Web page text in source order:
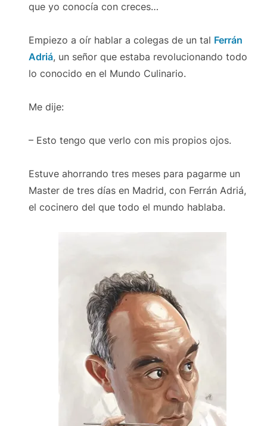
que yo conocía con creces…
Empiezo a oír hablar a colegas de un tal Ferrán
Adriá, un señor que estaba revolucionando todo
lo conocido en el Mundo Culinario.
Me dije:
– Esto tengo que verlo con mis propios ojos.
Estuve ahorrando tres meses para pagarme un
Master de tres días en Madrid, con Ferrán Adriá,
el cocinero del que todo el mundo hablaba.